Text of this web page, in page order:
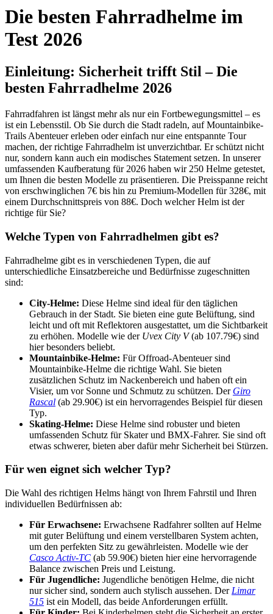
Die besten Fahrradhelme im
Test 2026
Einleitung: Sicherheit trifft Stil – Die
besten Fahrradhelme 2026
Fahrradfahren ist längst mehr als nur ein Fortbewegungsmittel – es
ist ein Lebensstil. Ob Sie durch die Stadt radeln, auf Mountainbike-
Trails Abenteuer erleben oder einfach nur eine entspannte Tour
machen, der richtige Fahrradhelm ist unverzichtbar. Er schützt nicht
nur, sondern kann auch ein modisches Statement setzen. In unserer
umfassenden Kaufberatung für 2026 haben wir 250 Helme getestet,
um Ihnen die besten Modelle zu präsentieren. Die Preisspanne reicht
von erschwinglichen 7€ bis hin zu Premium-Modellen für 328€, mit
einem Durchschnittspreis von 88€. Doch welcher Helm ist der
richtige für Sie?
Welche Typen von Fahrradhelmen gibt es?
Fahrradhelme gibt es in verschiedenen Typen, die auf
unterschiedliche Einsatzbereiche und Bedürfnisse zugeschnitten
sind:
City-Helme: Diese Helme sind ideal für den täglichen
Gebrauch in der Stadt. Sie bieten eine gute Belüftung, sind
leicht und oft mit Reflektoren ausgestattet, um die Sichtbarkeit
zu erhöhen. Modelle wie der Uvex City V(ab 107.79€) sind
hier besonders beliebt.
Mountainbike-Helme: Für Offroad-Abenteuer sind
Mountainbike-Helme die richtige Wahl. Sie bieten
zusätzlichen Schutz im Nackenbereich und haben oft ein
Visier, um vor Sonne und Schmutz zu schützen. Der Giro
Rascal (ab 29.90€) ist ein hervorragendes Beispiel für diesen
Typ.
Skating-Helme: Diese Helme sind robuster und bieten
umfassenden Schutz für Skater und BMX-Fahrer. Sie sind oft
etwas schwerer, bieten aber dafür mehr Sicherheit bei Stürzen.
Für wen eignet sich welcher Typ?
Die Wahl des richtigen Helms hängt von Ihrem Fahrstil und Ihren
individuellen Bedürfnissen ab:
Für Erwachsene: Erwachsene Radfahrer sollten auf Helme
mit guter Belüftung und einem verstellbaren System achten,
um den perfekten Sitz zu gewährleisten. Modelle wie der
Casco Activ-TC (ab 59.90€) bieten hier eine hervorragende
Balance zwischen Preis und Leistung.
Für Jugendliche: Jugendliche benötigen Helme, die nicht
nur sicher sind, sondern auch stylisch aussehen. Der Limar
515 ist ein Modell, das beide Anforderungen erfüllt.